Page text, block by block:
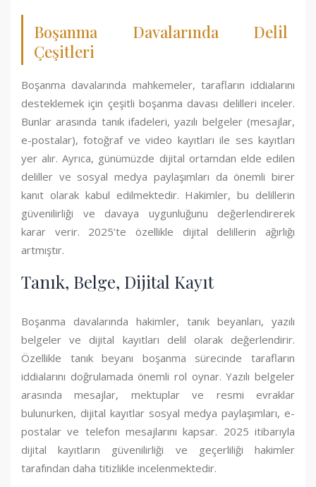
Boşanma Davalarında Delil
Çeşitleri
Boşanma davalarında mahkemeler, tarafların iddialarını
desteklemek için çeşitli boşanma davası delilleri inceler.
Bunlar arasında tanık ifadeleri, yazılı belgeler (mesajlar,
e-postalar), fotoğraf ve video kayıtları ile ses kayıtları
yer alır. Ayrıca, günümüzde dijital ortamdan elde edilen
deliller ve sosyal medya paylaşımları da önemli birer
kanıt olarak kabul edilmektedir. Hakimler, bu delillerin
güvenilirliği ve davaya uygunluğunu değerlendirerek
karar verir. 2025’te özellikle dijital delillerin ağırlığı
artmıştır.
Tanık, Belge, Dijital Kayıt
Boşanma davalarında hakimler, tanık beyanları, yazılı
belgeler ve dijital kayıtları delil olarak değerlendirir.
Özellikle tanık beyanı boşanma sürecinde tarafların
iddialarını doğrulamada önemli rol oynar. Yazılı belgeler
arasında mesajlar, mektuplar ve resmi evraklar
bulunurken, dijital kayıtlar sosyal medya paylaşımları, e-
postalar ve telefon mesajlarını kapsar. 2025 itibarıyla
dijital kayıtların güvenilirliği ve geçerliliği hakimler
tarafından daha titizlikle incelenmektedir.